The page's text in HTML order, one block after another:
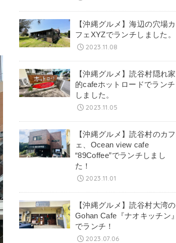
【沖縄グルメ】海辺の穴場カ
フェXYZでランチしました。
2023.11.08
【沖縄グルメ】読谷村隠れ家
的cafeホットロードでランチ
しました。
2023.11.05
【沖縄グルメ】読谷村のカフ
ェ、Ocean view cafe
“89Coffee”でランチしまし
た！
2023.11.01
【沖縄グルメ】読谷村大湾の
Gohan Cafe『ナオキッチン』
でランチ！
2023.07.06